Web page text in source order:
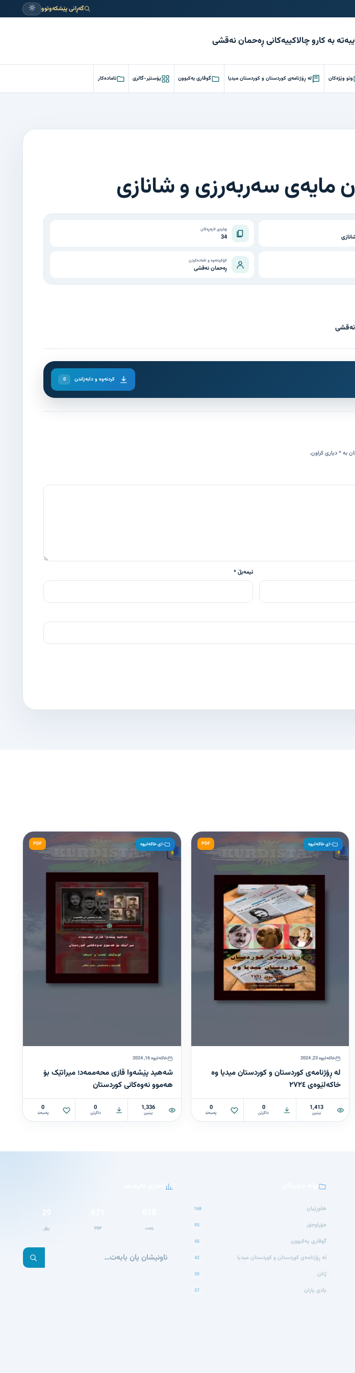
گەڕانی پێشکەوتوو
بە کارو چالاکییەکانی ڕەحمان نەقشی
وتو وێژەکان لە ڕۆژنامەی کوردستان و کوردستان میدیا گوڤاری یەکبوون پۆستێر-گالری ئامادەکار
مایەی سەربەرزی و شانازی
ژمارەی لاپەڕەکان
34
کۆکردنەوە و ئامادەکردن
ڕەحمان نەقشی
نەقشی
کردنەوە و دابەزاندن 0
بە * دیاری کراون.
ئیمەیڵ *
١٠ی خاکەلیوە PDF
خاکەلێوە 23, 2024
لە ڕؤژنامەی کوردستان و کوردستان میدیا وە
خاکەلێوەی ٢٧٢٤
1,413
بینین
0
داگرتن
0
پەسەند
١٠ی خاکەلیوە PDF
خاکەلێوە 16, 2024
شەهید پێشەوا قازی محەممەد؛ میراتێک بۆ
هەموو نەوەکانی کوردستان
1,336
بینین
0
داگرتن
0
پەسەند
هاوڕێیان 168
جۆراوجۆر 95
گوڤاری یەکبوون 45
لە ڕۆژنامەی کوردستان و کوردستان میدیا 42
ژنان 39
یادی یاران 37
بابەت PDF پۆل